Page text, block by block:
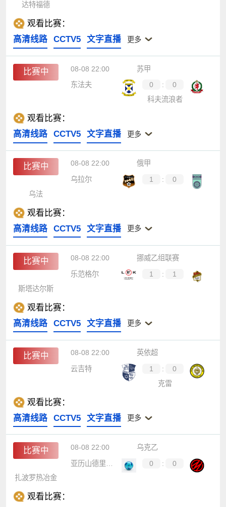
达特福德
观看比赛：
高清线路
CCTV5 文字直播 更多
比赛中 08-08 22:00
苏甲
东法夫
0 :
0
科夫流浪者
观看比赛：
高清线路
CCTV5 文字直播 更多
比赛中 08-08 22:00
俄甲
乌拉尔
1 :
0
乌法
观看比赛：
高清线路
CCTV5 文字直播 更多
比赛中 08-08 22:00
挪威乙组联赛
乐范格尔
1 :
1
斯塔达尔斯
观看比赛：
高清线路
CCTV5 文字直播 更多
比赛中 08-08 22:00
英依超
云吉特
1 :
0
克雷
观看比赛：
高清线路
CCTV5 文字直播 更多
比赛中 08-08 22:00
乌克乙
0 :
0
扎波罗热冶金
观看比赛：